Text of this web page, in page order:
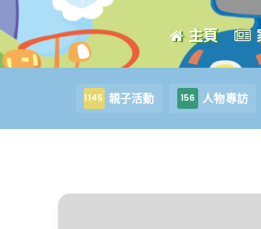
主頁
1145 親子活動 156 人物專訪